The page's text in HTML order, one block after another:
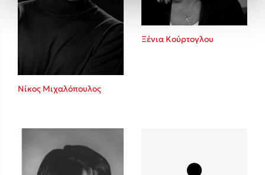
Νίκος Μιχαλόπουλος
Ξένια Κούρτογλου